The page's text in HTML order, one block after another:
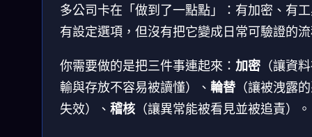
多公司卡在「做到了一點點」：有加密、有
有設定選項，但沒有把它變成日常可驗證的
你需要做的是把三件事連起來： 加密 （讓資
輸與存放不容易被讀懂）、 輪替 （讓被洩露
失效）、 稽核 （讓異常能被看見並被追責）。